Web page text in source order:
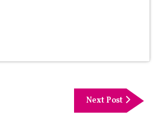
Next Post
Next
Post